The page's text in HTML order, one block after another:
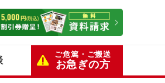
ご危篤・ご搬送
お急ぎの方